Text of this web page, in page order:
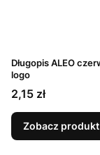
Długopis ALEO
logo
Cena
2,15 zł
Zobacz produkt